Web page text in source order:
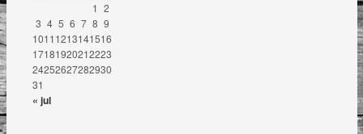
1 2
3 4 5 6 7 8 9
10111213141516
17181920212223
24252627282930
31
« jul